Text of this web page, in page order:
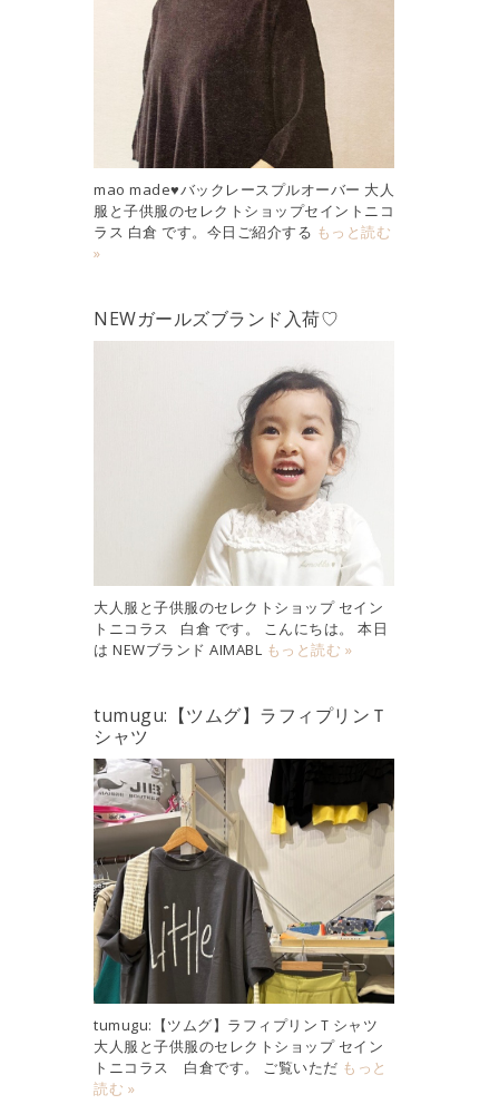
mao made♥バックレースプルオーバー 大人
服と子供服のセレクトショップセイントニコ
ラス 白倉 です。今日ご紹介する もっと読む
»
NEWガールズブランド入荷♡
大人服と子供服のセレクトショップ セイン
トニコラス 白倉 です。 こんにちは。 本日
は NEWブランド AIMABL もっと読む »
tumugu:【ツムグ】ラフィプリンＴ
シャツ
tumugu:【ツムグ】ラフィプリンＴシャツ
大人服と子供服のセレクトショップ セイン
トニコラス 白倉です。 ご覧いただ もっと
読む »